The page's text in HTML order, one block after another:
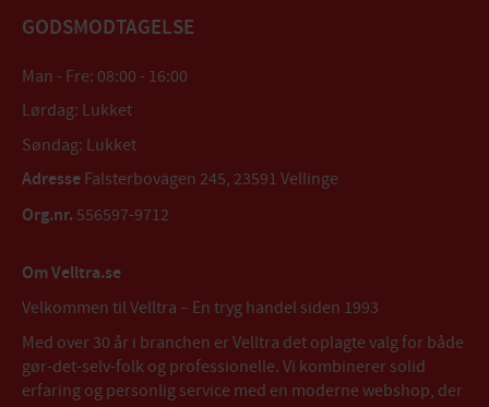
GODSMODTAGELSE
Man - Fre: 08:00 - 16:00
Lørdag: Lukket
Søndag: Lukket
Adresse Falsterbovägen 245, 23591 Vellinge
Org.nr. 556597-9712
Om Velltra.se
Velkommen til Velltra – En tryg handel siden 1993
Med over 30 år i branchen er Velltra det oplagte valg for både
gør-det-selv-folk og professionelle. Vi kombinerer solid
erfaring og personlig service med en moderne webshop, der